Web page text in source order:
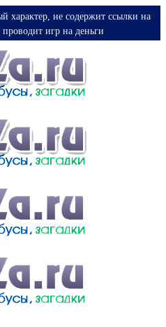
не содержит ссылки на
игр на деньги